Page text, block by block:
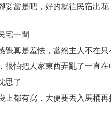
當是吧，好的就往民宿出花
宅一間
覺真是羞怯，當然主人不在只
很怕把人家東西弄亂了一直在
思了
上都有寫，大便要丟入馬桶